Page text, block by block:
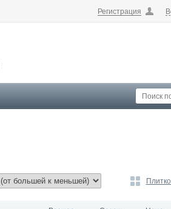
Регистрация